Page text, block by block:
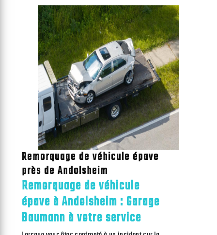
Remorquage de véhicule épave
près de Andolsheim
Remorquage de véhicule
épave à Andolsheim : Garage
Baumann à votre service